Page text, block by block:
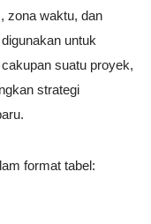
zona waktu, dan
untuk
suatu proyek,
strategi
format tabel: